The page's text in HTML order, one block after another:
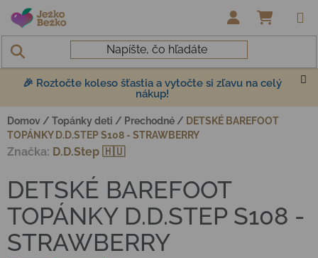
Prejsť na obsah
🎉 Roztočte koleso šťastia a vytočte si zľavu na celý
nákup!
Domov / Topánky deti / Prechodné / DETSKÉ BAREFOOT
TOPÁNKY D.D.STEP S108 - STRAWBERRY
DETSKÉ BAREFOOT
TOPÁNKY D.D.STEP S108 -
STRAWBERRY
Značka: D.D.Step 🇭🇺